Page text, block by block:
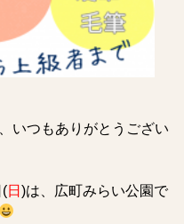
いつもありがとうござい
(日 )は、広町みらい公園で